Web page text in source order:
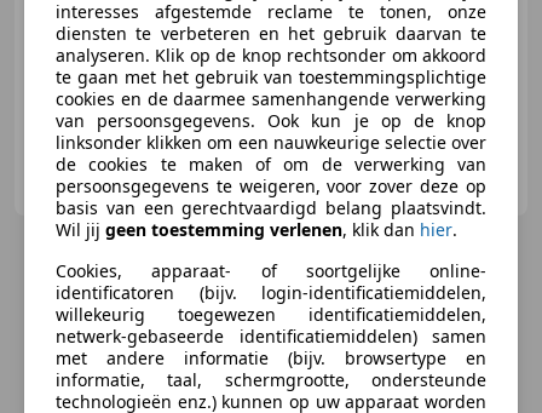
02/2022 44.987 km Benzine 419 kW (570 PK)
MILANIR Exclusives
NL-1018 GH AMSTERDAM
interesses afgestemde reclame te tonen, onze
diensten te verbeteren en het gebruik daarvan te
analyseren. Klik op de knop rechtsonder om akkoord
te gaan met het gebruik van toestemmingsplichtige
cookies en de daarmee samenhangende verwerking
van persoonsgegevens. Ook kun je op de knop
linksonder klikken om een nauwkeurige selectie over
de cookies te maken of om de verwerking van
persoonsgegevens te weigeren, voor zover deze op
basis van een gerechtvaardigd belang plaatsvindt.
Wil jij geen toestemming verlenen, klik dan hier.
Cookies, apparaat- of soortgelijke online-
identificatoren (bijv. login-identificatiemiddelen,
willekeurig toegewezen identificatiemiddelen,
netwerk-gebaseerde identificatiemiddelen) samen
met andere informatie (bijv. browsertype en
informatie, taal, schermgrootte, ondersteunde
technologieën enz.) kunnen op uw apparaat worden